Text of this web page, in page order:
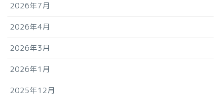
2026年7月
2026年4月
2026年3月
2026年1月
2025年12月